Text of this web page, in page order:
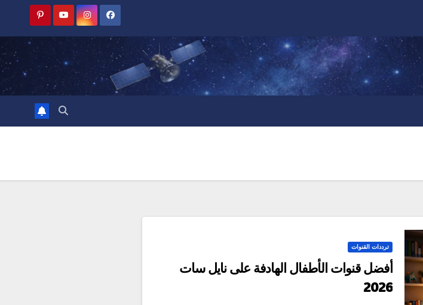
ترددات القنوات
أفضل قنوات الأطفال الهادفة على نايل سات
2026